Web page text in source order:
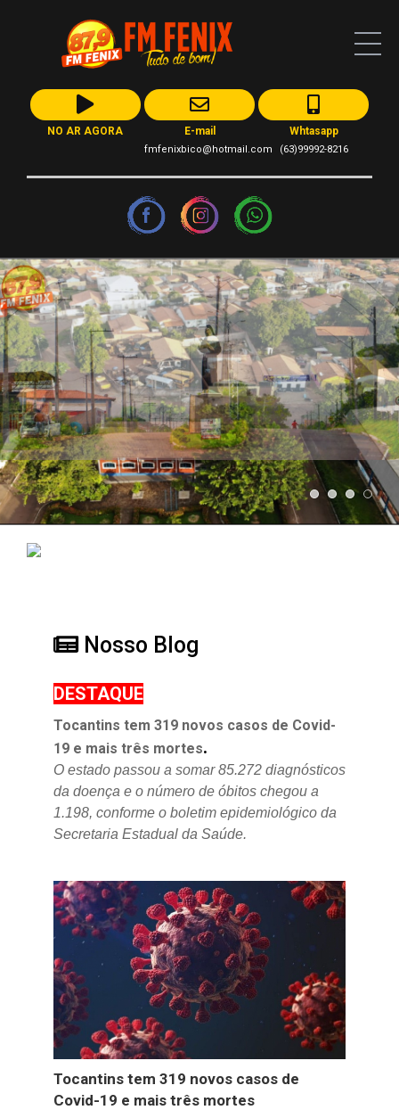
NO AR AGORA E-mail
fmfenixbico@hotmail.com
Whtasapp
(63)99992-8216
Nosso Blog
DESTAQUE
Tocantins tem 319 novos casos de Covid-
19 e mais três mortes.
O estado passou a somar 85.272 diagnósticos
da doença e o número de óbitos chegou a
1.198, conforme o boletim epidemiológico da
Secretaria Estadual da Saúde.
Tocantins tem 319 novos casos de
Covid-19 e mais três mortes